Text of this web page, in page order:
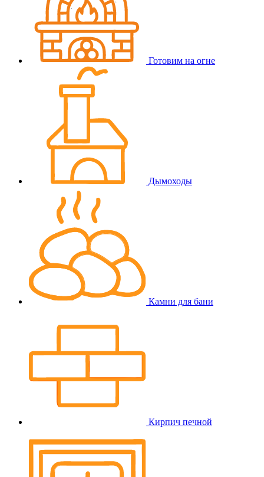
Готовим на огне
Дымоходы
Камни для бани
Кирпич печной